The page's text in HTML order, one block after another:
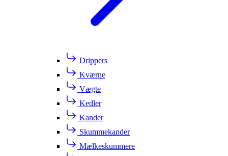
Drippers
Kværne
Vægte
Kedler
Kander
Skummekander
Mælkeskummere